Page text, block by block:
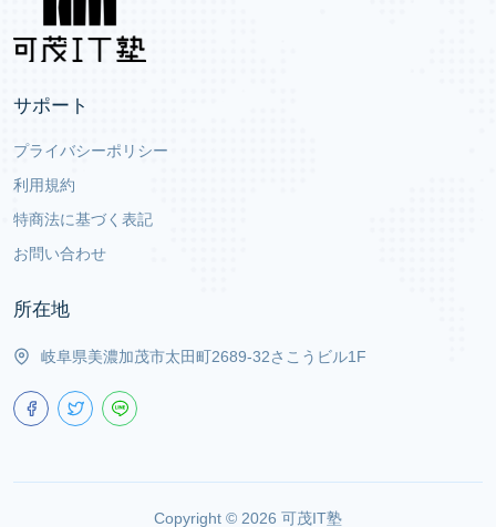
サポート
プライバシーポリシー
利用規約
特商法に基づく表記
お問い合わせ
所在地
岐阜県美濃加茂市太田町2689-32さこうビル1F
Copyright © 2026 可茂IT塾